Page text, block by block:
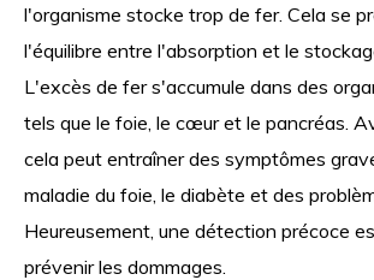
l'organisme stocke trop de fer. Cela se
l'équilibre entre l'absorption et le
L'excès de fer s'accumule dans des
tels que le foie, le cœur et le pancréas.
cela peut entraîner des symptômes
maladie du foie, le diabète et des
Heureusement, une détection précoce
prévenir les dommages.